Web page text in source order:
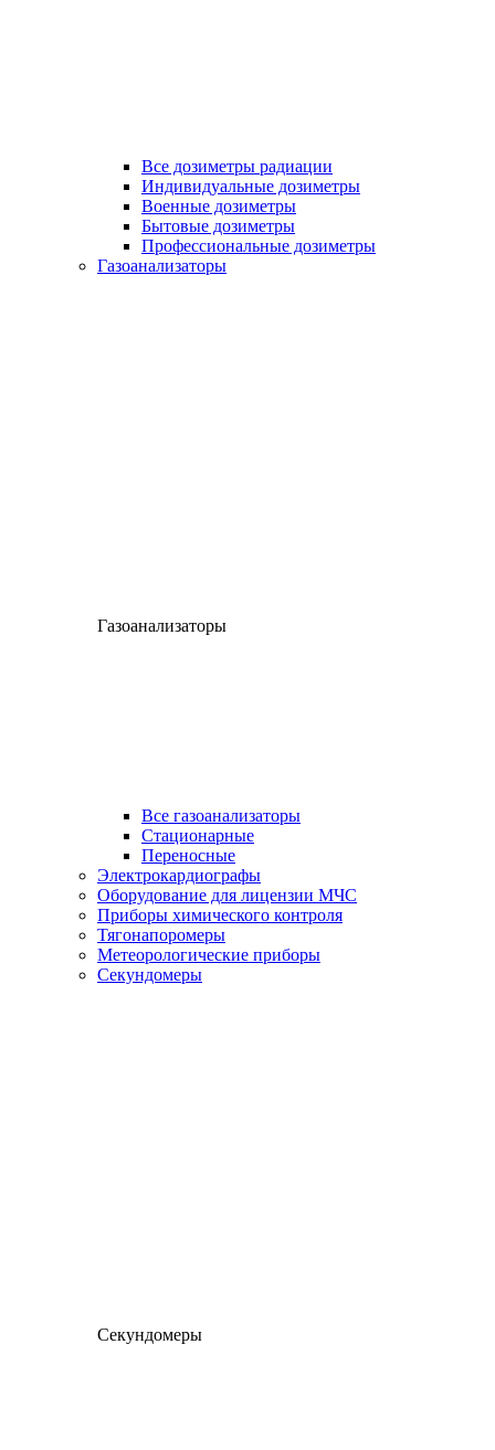
Все дозиметры радиации
Индивидуальные дозиметры
Военные дозиметры
Бытовые дозиметры
Профессиональные дозиметры
Газоанализаторы
Газоанализаторы
Все газоанализаторы
Cтационарные
Переносные
Электрокардиографы
Оборудование для лицензии МЧС
Приборы химического контроля
Тягонапоромеры
Метеорологические приборы
Секундомеры
Секундомеры